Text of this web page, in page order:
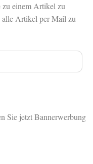
einem Artikel zu
alle Artikel per Mail zu
Sie jetzt Bannerwerbung